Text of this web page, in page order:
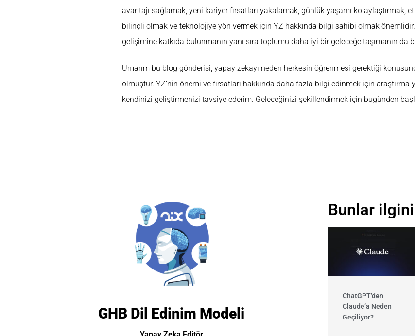
avantajı sağlamak, yeni kariyer fırsatları yakalamak, günlük yaşamı kolaylaştırmak,
bilinçli olmak ve teknolojiye yön vermek için YZ hakkında bilgi sahibi olmak önemlidir.
gelişimine katkıda bulunmanın yanı sıra toplumu daha iyi bir geleceğe taşımanın da
Umarım bu blog gönderisi, yapay zekayı neden herkesin öğrenmesi gerektiği
olmuştur. YZ’nin önemi ve fırsatları hakkında daha fazla bilgi edinmek için araştırma
kendinizi geliştirmenizi tavsiye ederim. Geleceğinizi şekillendirmek için bugünden
GHB Dil Edinim Modeli
Bunlar
ChatGPT’den
Claude’a Neden
Geçiliyor?